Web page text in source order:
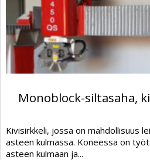
Monoblock-siltasaha,
Kivisirkkeli, jossa on mahdollisuus
asteen kulmassa. Koneessa on
asteen kulmaan ja...